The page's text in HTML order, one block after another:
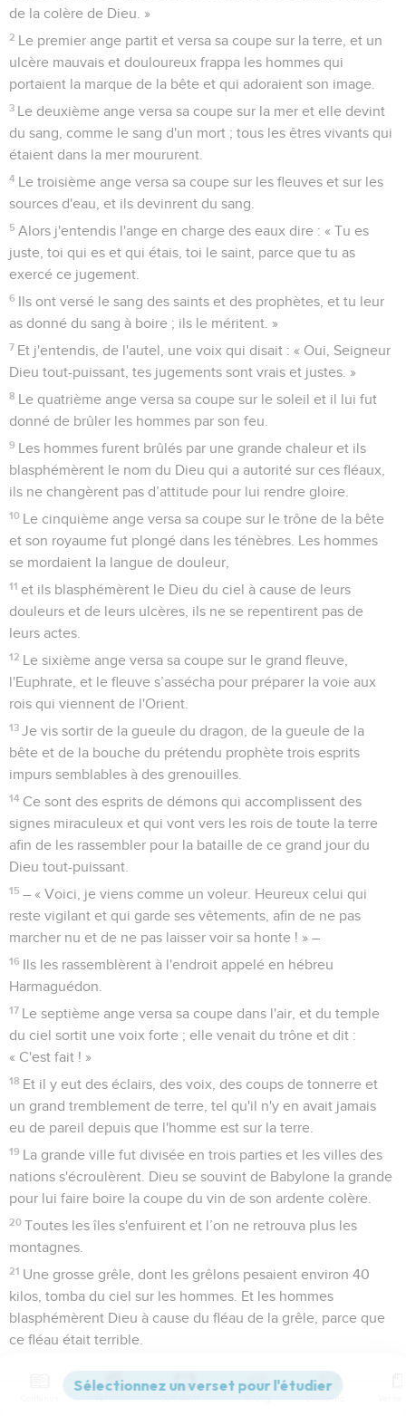
de la colère de Dieu. »
2 Le premier ange partit et versa sa coupe sur la terre, et un
ulcère mauvais et douloureux frappa les hommes qui
portaient la marque de la bête et qui adoraient son image.
3 Le deuxième ange versa sa coupe sur la mer et elle devint
du sang, comme le sang d'un mort ; tous les êtres vivants qui
étaient dans la mer moururent.
4 Le troisième ange versa sa coupe sur les fleuves et sur les
sources d'eau, et ils devinrent du sang.
5 Alors j'entendis l'ange en charge des eaux dire : « Tu es
juste, toi qui es et qui étais, toi le saint, parce que tu as
exercé ce jugement.
6 Ils ont versé le sang des saints et des prophètes, et tu leur
as donné du sang à boire ; ils le méritent. »
7 Et j'entendis, de l'autel, une voix qui disait : « Oui, Seigneur
Dieu tout-puissant, tes jugements sont vrais et justes. »
8 Le quatrième ange versa sa coupe sur le soleil et il lui fut
donné de brûler les hommes par son feu.
9 Les hommes furent brûlés par une grande chaleur et ils
blasphémèrent le nom du Dieu qui a autorité sur ces fléaux,
ils ne changèrent pas d’attitude pour lui rendre gloire.
10 Le cinquième ange versa sa coupe sur le trône de la bête
et son royaume fut plongé dans les ténèbres. Les hommes
se mordaient la langue de douleur,
11 et ils blasphémèrent le Dieu du ciel à cause de leurs
douleurs et de leurs ulcères, ils ne se repentirent pas de
leurs actes.
12 Le sixième ange versa sa coupe sur le grand fleuve,
l'Euphrate, et le fleuve s’assécha pour préparer la voie aux
rois qui viennent de l'Orient.
13 Je vis sortir de la gueule du dragon, de la gueule de la
bête et de la bouche du prétendu prophète trois esprits
impurs semblables à des grenouilles.
14 Ce sont des esprits de démons qui accomplissent des
signes miraculeux et qui vont vers les rois de toute la terre
afin de les rassembler pour la bataille de ce grand jour du
Dieu tout-puissant.
15 – « Voici, je viens comme un voleur. Heureux celui qui
reste vigilant et qui garde ses vêtements, afin de ne pas
marcher nu et de ne pas laisser voir sa honte ! » –
16 Ils les rassemblèrent à l'endroit appelé en hébreu
Harmaguédon.
17 Le septième ange versa sa coupe dans l'air, et du temple
du ciel sortit une voix forte ; elle venait du trône et dit :
« C'est fait ! »
18 Et il y eut des éclairs, des voix, des coups de tonnerre et
un grand tremblement de terre, tel qu'il n'y en avait jamais
eu de pareil depuis que l'homme est sur la terre.
19 La grande ville fut divisée en trois parties et les villes des
nations s'écroulèrent. Dieu se souvint de Babylone la grande
pour lui faire boire la coupe du vin de son ardente colère.
20 Toutes les îles s'enfuirent et l’on ne retrouva plus les
montagnes.
21 Une grosse grêle, dont les grêlons pesaient environ 40
kilos, tomba du ciel sur les hommes. Et les hommes
blasphémèrent Dieu à cause du fléau de la grêle, parce que
ce fléau était terrible.
Apocalypse
Versions Commentaires Strong